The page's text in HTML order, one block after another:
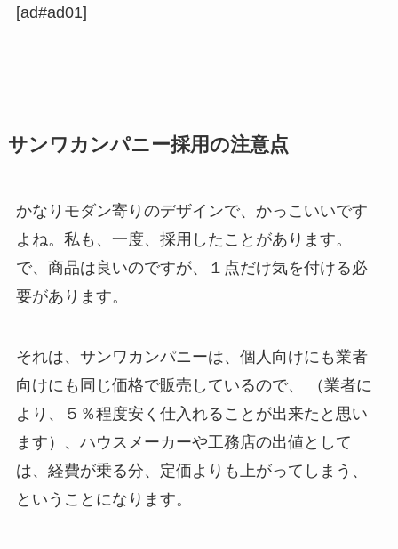
[ad#ad01]
サンワカンパニー採用の注意点
かなりモダン寄りのデザインで、かっこいいです
よね。私も、一度、採用したことがあります。
で、商品は良いのですが、１点だけ気を付ける必
要があります。
それは、サンワカンパニーは、個人向けにも業者
向けにも同じ価格で販売しているので、 （業者に
より、５％程度安く仕入れることが出来たと思い
ます）、ハウスメーカーや工務店の出値として
は、経費が乗る分、定価よりも上がってしまう、
ということになります。